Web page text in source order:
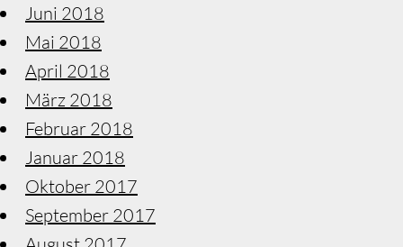
Juni 2018
Mai 2018
April 2018
März 2018
Februar 2018
Januar 2018
Oktober 2017
September 2017